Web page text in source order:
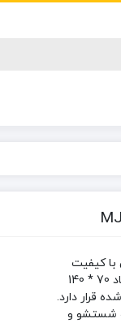
کیفیت
ساخت بالا با حجم کم و وزن سبک در ابعاد 70 * 140
قرار دارد.
شستشو و